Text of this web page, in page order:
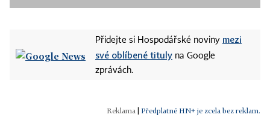
Přidejte si Hospodářské noviny mezi
své oblíbené tituly na Google
zprávách.
Předplatné HN+ je zcela bez reklam.